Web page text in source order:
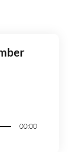
00:00